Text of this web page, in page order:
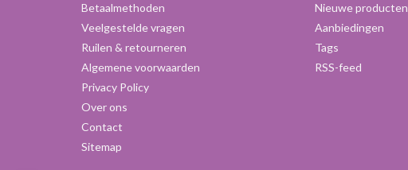
Betaalmethoden
Veelgestelde vragen
Ruilen & retourneren
Algemene voorwaarden
Privacy Policy
Over ons
Contact
Sitemap
Nieuwe producten
Aanbiedingen
Tags
RSS-feed